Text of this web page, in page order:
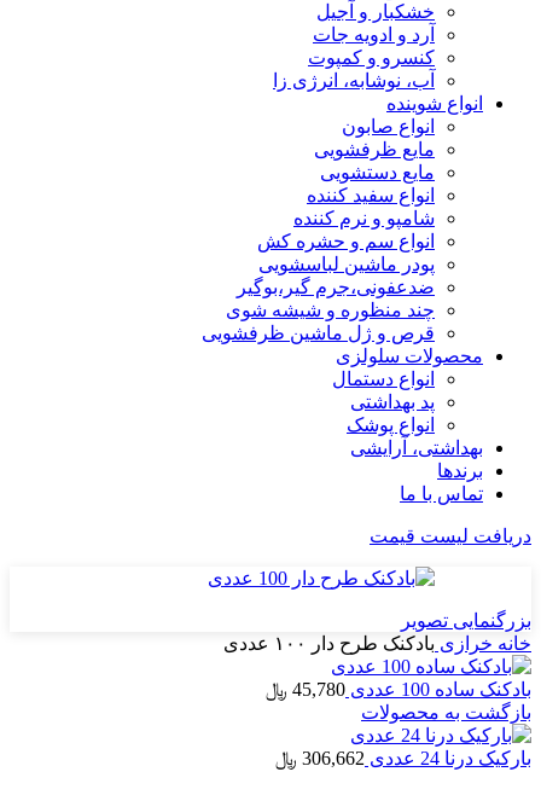
خشکبار و آجیل
آرد و ادویه جات
کنسرو و کمپوت
آب، نوشابه، انرژی زا
انواع شوینده
انواع صابون
مایع ظرفشویی
مایع دستشویی
انواع سفید کننده
شامپو و نرم کننده
انواع سم و حشره کش
پودر ماشین لباسشویی
ضدعفونی،جرم گیر،بوگیر
چند منظوره و شیشه شوی
قرص و ژل ماشین ظرفشویی
محصولات سلولزی
انواع دستمال
پد بهداشتی
انواع پوشک
بهداشتی، آرایشی
برندها
تماس با ما
دریافت لیست قیمت
بزرگنمایی تصویر
خانه خرازی بادکنک طرح دار ۱۰۰ عددی
بادکنک ساده 100 عددی 45,780 ﷼
بازگشت به محصولات
بارکیک درنا 24 عددی 306,662 ﷼